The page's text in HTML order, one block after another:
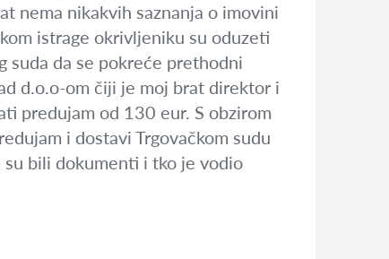
nema nikakvih saznanja o imovini
istrage okrivljeniku su oduzeti
suda da se pokreće prethodni
d.o.o-om čiji je moj brat direktor i
predujam od 130 eur. S obzirom
i dostavi Trgovačkom sudu
su bili dokumenti i tko je vodio